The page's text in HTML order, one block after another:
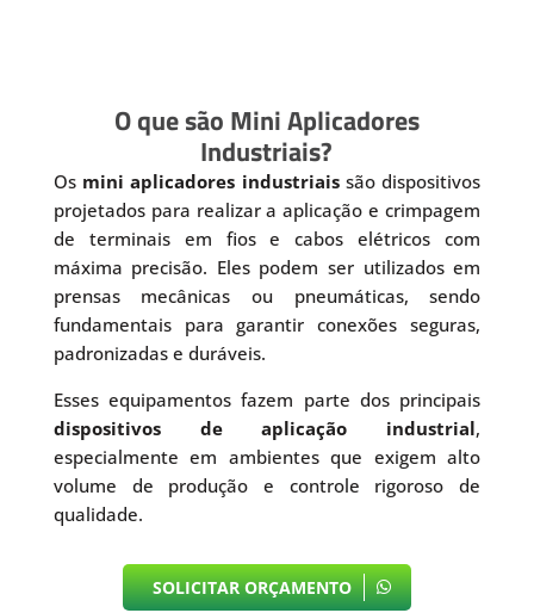
O que são Mini Aplicadores
Industriais?
Os mini aplicadores industriaissão dispositivos
projetados para realizar a aplicação e crimpagem
de terminais em fios e cabos elétricos com
máxima precisão. Eles podem ser utilizados em
prensas mecânicas ou pneumáticas, sendo
fundamentais para garantir conexões seguras,
padronizadas e duráveis.
Esses equipamentos fazem parte dos principais
dispositivos de aplicação industrial,
especialmente em ambientes que exigem alto
volume de produção e controle rigoroso de
qualidade.
SOLICITAR ORÇAMENTO